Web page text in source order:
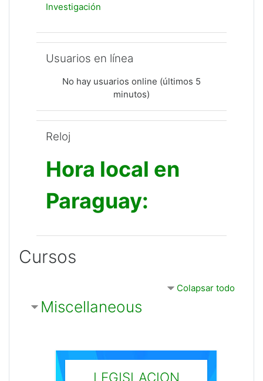
Investigación
Usuarios en línea
No hay usuarios online (últimos 5
minutos)
Reloj
Hora local en
Paraguay:
Cursos
Colapsar todo
Miscellaneous
LEGISLACION